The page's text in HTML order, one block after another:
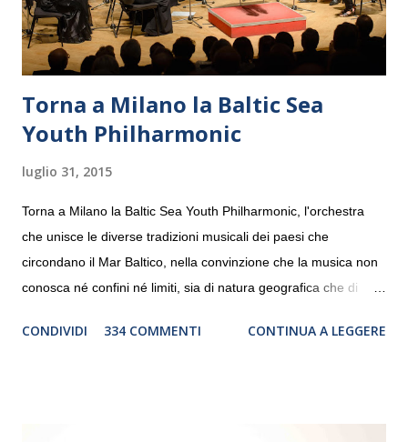
Torna a Milano la Baltic Sea
Youth Philharmonic
luglio 31, 2015
Torna a Milano la Baltic Sea Youth Philharmonic, l'orchestra
che unisce le diverse tradizioni musicali dei paesi che
circondano il Mar Baltico, nella convinzione che la musica non
conosca né confini né limiti, sia di natura geografica che di
debutterà il 10 settembre a Heiden, in Germania, e toccherà, in
CONDIVIDI 334 COMMENTI CONTINUA A LEGGERE